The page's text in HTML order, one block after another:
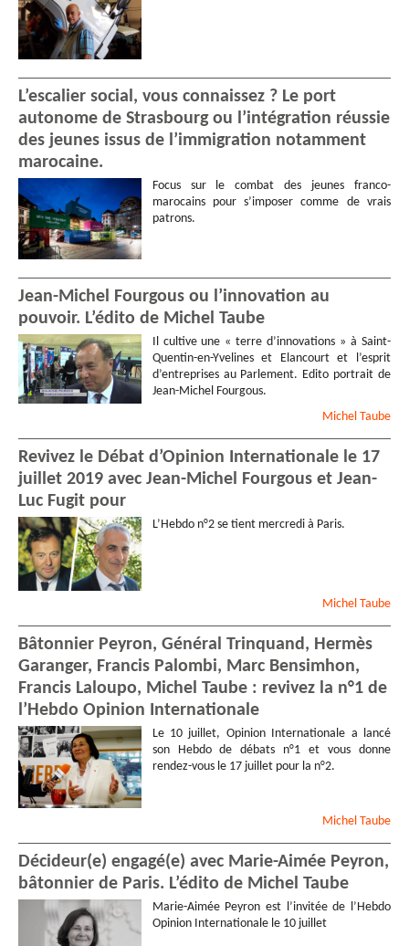
L’escalier social, vous connaissez ? Le port
autonome de Strasbourg ou l’intégration réussie
des jeunes issus de l’immigration notamment
marocaine.
Focus sur le combat des jeunes franco-
marocains pour s’imposer comme de vrais
patrons.
Jean-Michel Fourgous ou l’innovation au
pouvoir. L’édito de Michel Taube
Il cultive une « terre d’innovations » à Saint-
Quentin-en-Yvelines et Elancourt et l’esprit
d’entreprises au Parlement. Edito portrait de
Jean-Michel Fourgous.
Michel Taube
Revivez le Débat d’Opinion Internationale le 17
juillet 2019 avec Jean-Michel Fourgous et Jean-
Luc Fugit pour
L’Hebdo n°2 se tient mercredi à Paris.
Michel Taube
Bâtonnier Peyron, Général Trinquand, Hermès
Garanger, Francis Palombi, Marc Bensimhon,
Francis Laloupo, Michel Taube : revivez la n°1 de
l’Hebdo Opinion Internationale
Le 10 juillet, Opinion Internationale a lancé
son Hebdo de débats n°1 et vous donne
rendez-vous le 17 juillet pour la n°2.
Michel Taube
Décideur(e) engagé(e) avec Marie-Aimée Peyron,
bâtonnier de Paris. L’édito de Michel Taube
Marie-Aimée Peyron est l’invitée de l’Hebdo
Opinion Internationale le 10 juillet